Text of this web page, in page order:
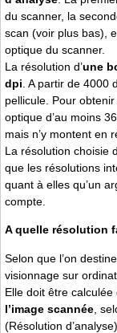
du scanner, la
scan (voir plus bas),
optique du scanner.
La résolution d’une
dpi . A partir de
pellicule. Pour
optique d’au moins
mais n’y montent en
La résolution choisie
que les résolutions
quant à elles qu’un
compte.
A quelle résolution
Selon que l’on
visionnage sur
Elle doit être calculée
l’image scannée ,
(Résolution